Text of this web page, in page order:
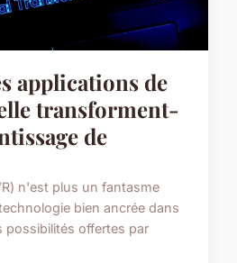
applications de
transforment-
de
n'est plus un fantasme
bien ancrée dans
possibilités offertes par